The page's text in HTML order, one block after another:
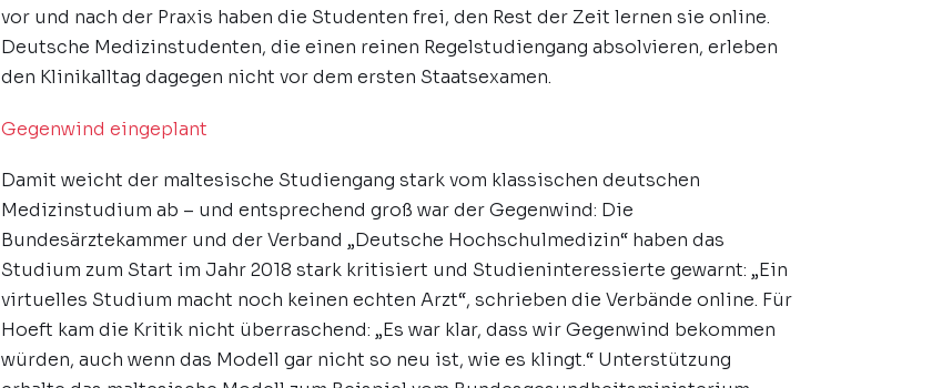
vor und nach der Praxis haben die Studenten frei, den Rest der Zeit lernen sie online.
Deutsche Medizinstudenten, die einen reinen Regelstudiengang absolvieren, erleben
den Klinikalltag dagegen nicht vor dem ersten Staatsexamen.
Gegenwind eingeplant
Damit weicht der maltesische Studiengang stark vom klassischen deutschen
Medizinstudium ab – und entsprechend groß war der Gegenwind: Die
Bundesärztekammer und der Verband „Deutsche Hochschulmedizin“ haben das
Studium zum Start im Jahr 2018 stark kritisiert und Studieninteressierte gewarnt: „Ein
virtuelles Studium macht noch keinen echten Arzt“, schrieben die Verbände online. Für
Hoeft kam die Kritik nicht überraschend: „Es war klar, dass wir Gegenwind bekommen
würden, auch wenn das Modell gar nicht so neu ist, wie es klingt.“ Unterstützung